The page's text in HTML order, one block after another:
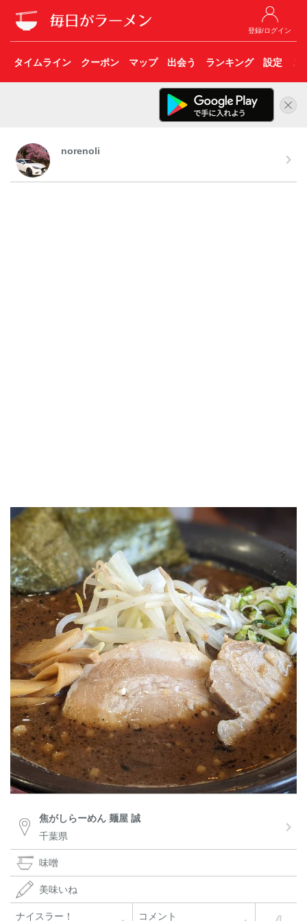
登録/ログイン
タイムライン クーポン マップ 出会う ランキング 設定 こ
norenoli
焦がしらーめん 麺屋 誠
千葉県
味噌
美味いね
ナイスラー！ コメント